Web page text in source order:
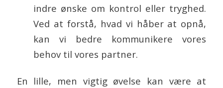
indre ønske om kontrol eller tryghed.
Ved at forstå, hvad vi håber at opnå,
kan vi bedre kommunikere vores
behov til vores partner.
En lille, men vigtig øvelse kan være at